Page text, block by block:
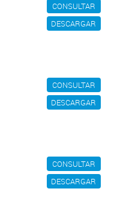
CONSULTAR
DESCARGAR
CONSULTAR
DESCARGAR
CONSULTAR
DESCARGAR